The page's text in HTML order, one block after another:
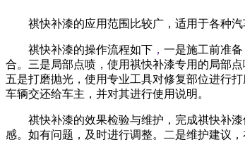
祺快补漆的应用范围比较广，适用于各种
祺快补漆的操作流程如下 ， 一是施工前准
合。三是局部点喷，使用祺快补漆专用的局部
五是打磨抛光，使用专业工具对修复部位进行
车辆交还给车主，并对其进行使用说明。
祺快补漆的效果检验与维护，完成祺快补
感。如有问题，及时进行调整。二是维护建议